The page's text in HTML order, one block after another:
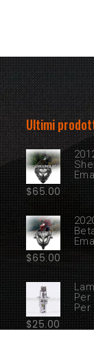
Ultimi
$65.00
$65.00
Per
$25.00